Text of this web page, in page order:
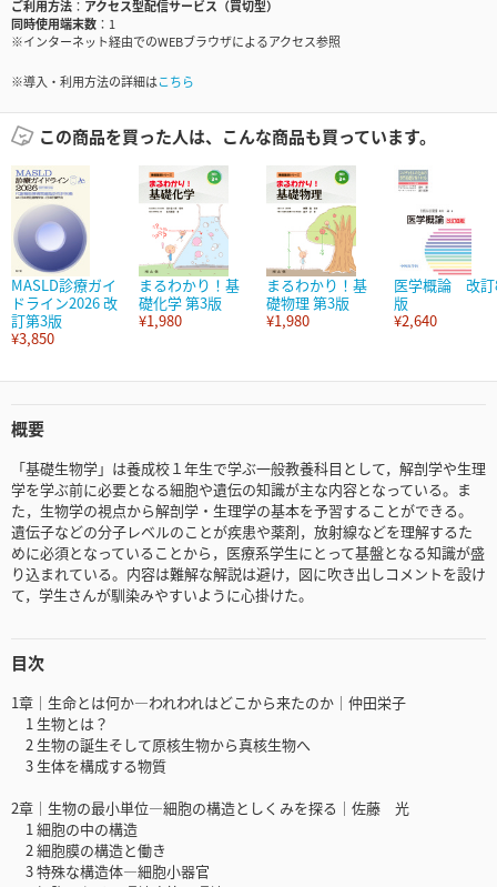
ご利用方法
アクセス型配信サービス（買切型）
同時使用端末数
1
※インターネット経由でのWEBブラウザによるアクセス参照
※導入・利用方法の詳細はこちら
この商品を買った人は、こんな商品も買っています。
MASLD診療ガイ
ドライン2026 改
訂第3版
¥3,850
まるわかり！基
礎化学 第3版
¥1,980
まるわかり！基
礎物理 第3版
¥1,980
医学概論 改
版
¥2,640
概要
「基礎生物学」は養成校１年生で学ぶ一般教養科目として，解剖学や生理
学を学ぶ前に必要となる細胞や遺伝の知識が主な内容となっている。ま
た，生物学の視点から解剖学・生理学の基本を予習することができる。
遺伝子などの分子レベルのことが疾患や薬剤，放射線などを理解するた
めに必須となっていることから，医療系学生にとって基盤となる知識が盛
り込まれている。内容は難解な解説は避け，図に吹き出しコメントを設け
て，学生さんが馴染みやすいように心掛けた。
目次
1章｜生命とは何か―われわれはどこから来たのか｜仲田栄子
1 生物とは？
2 生物の誕生そして原核生物から真核生物へ
3 生体を構成する物質
2章｜生物の最小単位―細胞の構造としくみを探る｜佐藤 光
1 細胞の中の構造
2 細胞膜の構造と働き
3 特殊な構造体―細胞小器官